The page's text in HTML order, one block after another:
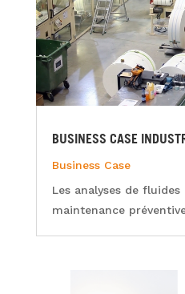
BUSINESS CASE
Business Case
Les analyses de
maintenance